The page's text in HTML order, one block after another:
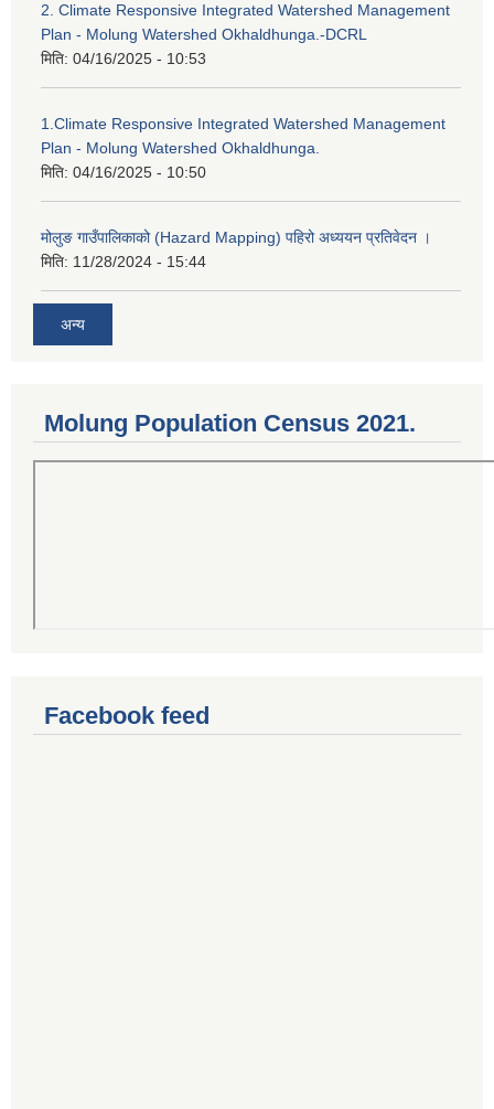
2. Climate Responsive Integrated Watershed Management
Plan - Molung Watershed Okhaldhunga.-DCRL
मिति: 04/16/2025 - 10:53
1.Climate Responsive Integrated Watershed Management
Plan - Molung Watershed Okhaldhunga.
मिति: 04/16/2025 - 10:50
मोलुङ गाउँपालिकाको (Hazard Mapping) पहिरो अध्ययन प्रतिवेदन ।
मिति: 11/28/2024 - 15:44
अन्य
Molung Population Census 2021.
Facebook feed